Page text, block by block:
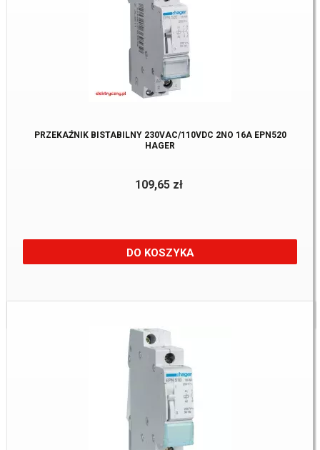
PRZEKAŹNIK BISTABILNY 230VAC/110VDC 2NO 16A EPN520
HAGER
109,65 zł
DO KOSZYKA
Dostępne:12 Szt.